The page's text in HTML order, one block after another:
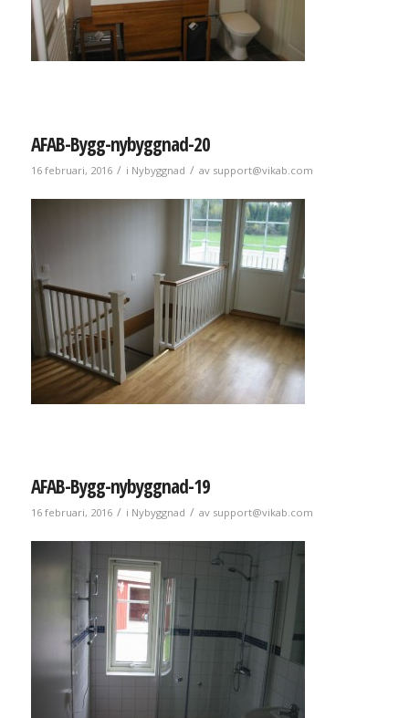
AFAB-Bygg-nybyggnad-20
16 februari, 2016 / i Nybyggnad / av support@vikab.com
AFAB-Bygg-nybyggnad-19
16 februari, 2016 / i Nybyggnad / av support@vikab.com